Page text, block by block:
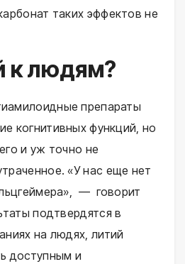
таких эффектов не
к людям?
препараты
когнитивных функций, но
и уж точно не
«У нас еще нет
— говорит
подтвердятся в
на людях, литий
доступным и